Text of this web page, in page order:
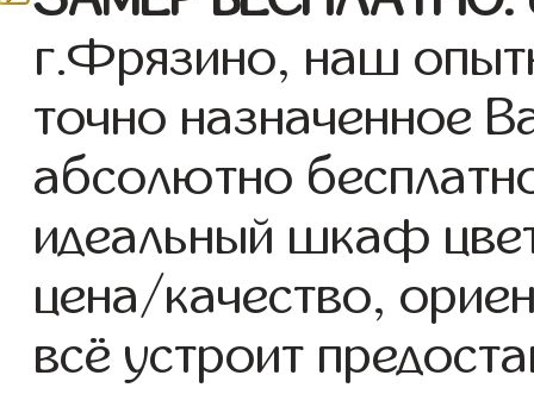
г.Фрязино, наш
точно назначенное
абсолютно
идеальный шкаф
цена/качество,
всё устроит